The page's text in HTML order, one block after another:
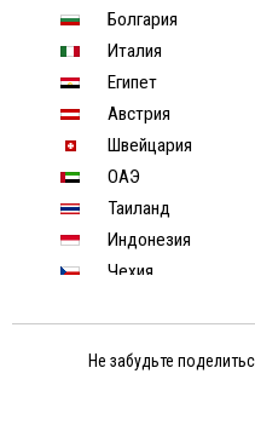
Болгария
Италия
Египет
Австрия
Швейцария
ОАЭ
Таиланд
Индонезия
Чехия
Израиль
Не забудьте